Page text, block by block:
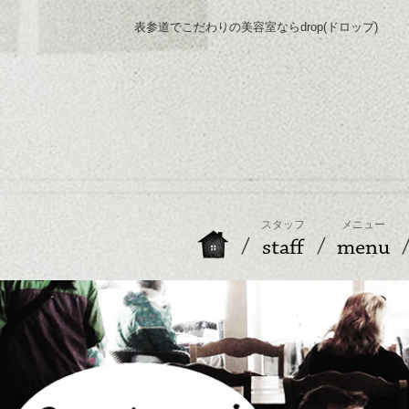
表参道でこだわりの美容室ならdrop(ドロップ)
スタッフ
staff
メニュー
menu